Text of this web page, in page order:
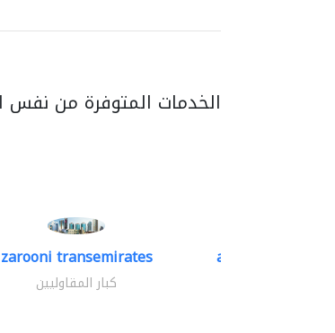
الخدمات المتوفرة من نفس
zarooni transemirates
كبار المقاوليين
accurate bldh cont..